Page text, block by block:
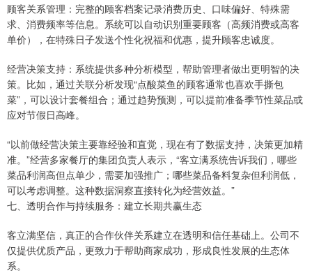
顾客关系管理：完整的顾客档案记录消费历史、口味偏好、特殊需
求、消费频率等信息。系统可以自动识别重要顾客（高频消费或高客
单价），在特殊日子发送个性化祝福和优惠，提升顾客忠诚度。
经营决策支持：系统提供多种分析模型，帮助管理者做出更明智的决
策。比如，通过关联分析发现“点酸菜鱼的顾客通常也喜欢手撕包
菜”，可以设计套餐组合；通过趋势预测，可以提前准备季节性菜品或
应对节假日高峰。
“以前做经营决策主要靠经验和直觉，现在有了数据支持，决策更加精
准。”经营多家餐厅的集团负责人表示，“客立满系统告诉我们，哪些
菜品利润高但点单少，需要加强推广；哪些菜品备料复杂但利润低，
可以考虑调整。这种数据洞察直接转化为经营效益。”
七、透明合作与持续服务：建立长期共赢生态
客立满坚信，真正的合作伙伴关系建立在透明和信任基础上。公司不
仅提供优质产品，更致力于帮助商家成功，形成良性发展的生态体
系。